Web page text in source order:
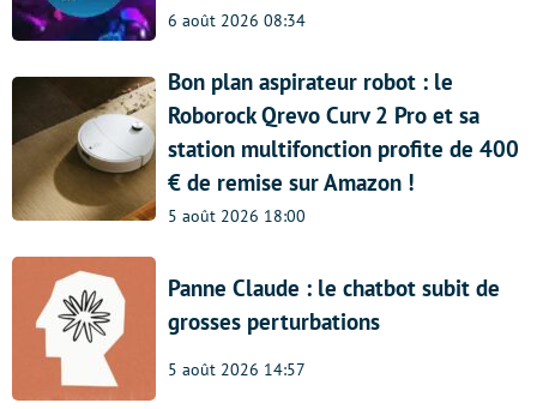
6 août 2026 08:34
Bon plan aspirateur robot : le
Roborock Qrevo Curv 2 Pro et sa
station multifonction profite de 400
€ de remise sur Amazon !
5 août 2026 18:00
Panne Claude : le chatbot subit de
grosses perturbations
5 août 2026 14:57